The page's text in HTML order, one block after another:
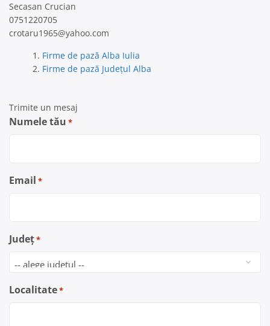
Secasan Crucian
0751220705
crotaru1965@yahoo.com
Firme de pază Alba Iulia
Firme de pază Județul Alba
Trimite un mesaj
Numele tău *
Email *
Județ*
Localitate*